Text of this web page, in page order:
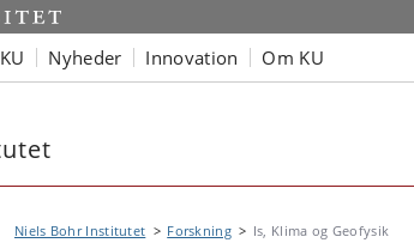
Nyheder Innovation Om KU
Niels Bohr Institutet Forskning Is, Klima og Geofysik